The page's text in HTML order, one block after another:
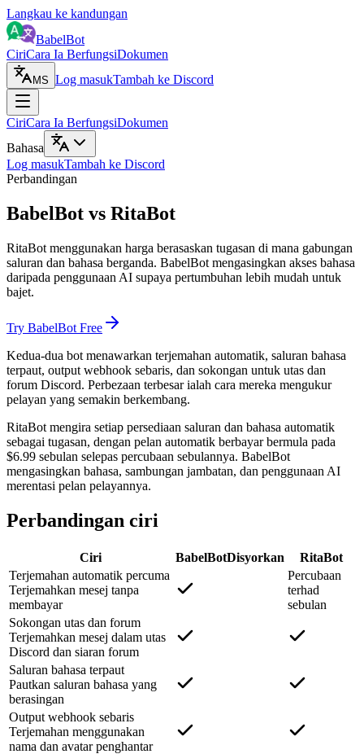
Langkau ke kandungan
BabelBot
CiriCara Ia BerfungsiDokumen
MS Log masukTambah ke Discord
CiriCara Ia BerfungsiDokumen
Bahasa
Log masukTambah ke Discord
Perbandingan
BabelBot vs RitaBot
RitaBot menggunakan harga berasaskan tugasan di mana gabungan
saluran dan bahasa berganda. BabelBot mengasingkan akses bahasa
daripada penggunaan AI supaya pertumbuhan lebih mudah untuk
bajet.
Try BabelBot Free
Kedua-dua bot menawarkan terjemahan automatik, saluran bahasa
terpaut, output webhook sebaris, dan sokongan untuk utas dan
forum Discord. Perbezaan terbesar ialah cara mereka mengukur
pelayan yang semakin berkembang.
RitaBot mengira setiap persediaan saluran dan bahasa automatik
sebagai tugasan, dengan pelan automatik berbayar bermula pada
$6.99 sebulan selepas percubaan sebulannya. BabelBot
mengasingkan bahasa, sambungan jambatan, dan penggunaan AI
merentasi pelan pelayannya.
Perbandingan ciri
Ciri BabelBotDisyorkan
RitaBot
Terjemahan automatik percuma
Terjemahkan mesej tanpa
membayar
Percubaan
terhad
sebulan
Sokongan utas dan forum
Terjemahkan mesej dalam utas
Discord dan siaran forum
Saluran bahasa terpaut
Pautkan saluran bahasa yang
berasingan
Output webhook sebaris
Terjemahan menggunakan
nama dan avatar penghantar